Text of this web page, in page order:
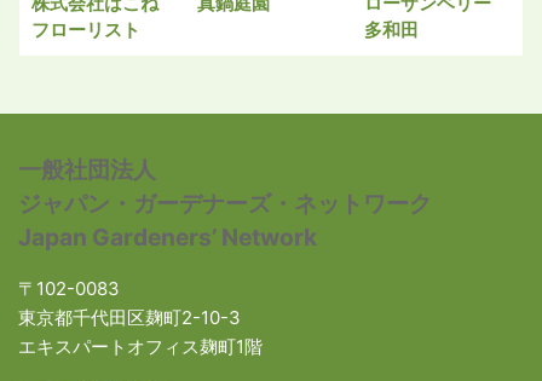
フローリスト
多和田
一般社団法人
ジャパン・ガーデナーズ・ネットワーク
Japan Gardeners’ Network
〒102-0083
東京都千代田区麹町2-10-3
エキスパートオフィス麹町1階